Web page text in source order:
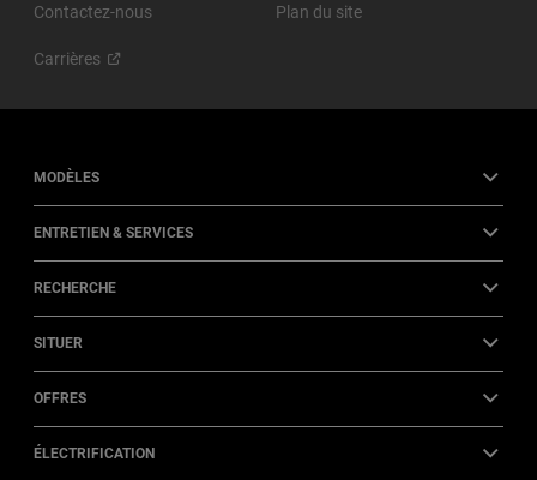
Contactez-nous Plan du site
Carrières
MODÈLES
ENTRETIEN & SERVICES
RECHERCHE
SITUER
OFFRES
ÉLECTRIFICATION